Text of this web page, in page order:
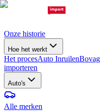
Onze historie
Hoe het werkt
Het procesAuto Inruilen
importeren
Auto's
Alle merken